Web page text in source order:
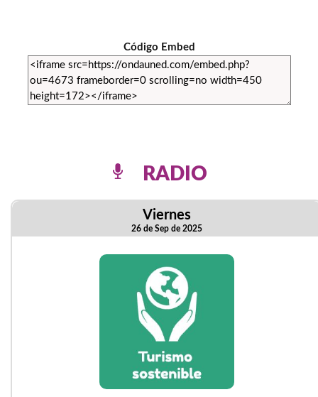
Código Embed
RADIO
Viernes
26 de Sep de 2025